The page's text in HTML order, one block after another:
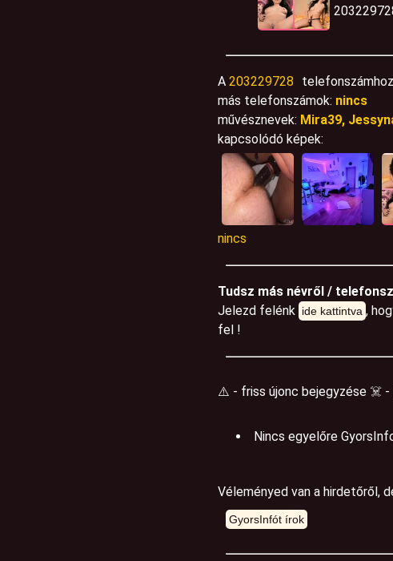
A 203229728
más telefonszámok: nincs
művésznevek: Mira39,
kapcsolódó képek:
nincs
Tudsz más névről /
Jelezd felénk ide kattintva ,
fel !
⚠️ - friss újonc bejegyzése ☠️
Nincs egyelőre
Véleményed van a hirdetőről,